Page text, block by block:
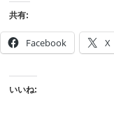
共有:
Facebook X
いいね: